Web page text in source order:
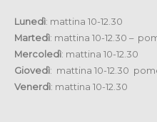
Lunedì: mattina 10-12.30
Martedì: mattina 10-12.30 –
Mercoledì: mattina 10-12.30
Giovedì: mattina 10-12.30
Venerdì: mattina 10-12.30